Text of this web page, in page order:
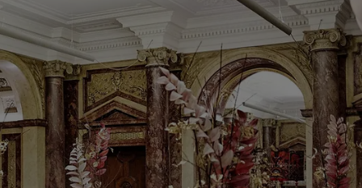
へ
ジ
の
ト
ッ
プ
へ
非
表
示